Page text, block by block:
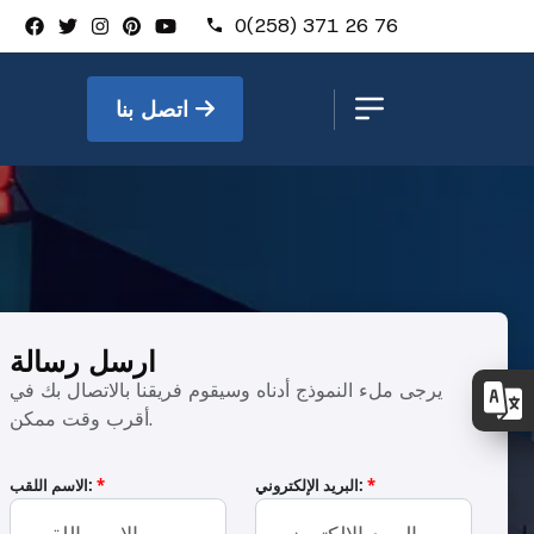
0(258) 371 26 76
ارسل رسالة
يرجى ملء النموذج أدناه وسيقوم فريقنا بالاتصال بك في
أقرب وقت ممكن.
الاسم اللقب: * البريد الإلكتروني: *